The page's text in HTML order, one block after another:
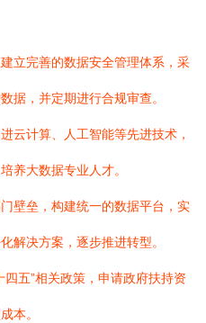
建立完善的数据安全管理体系，采
据，并定期进行合规审查。
进云计算、人工智能等先进技术，
养大数据专业人才。
门壁垒，构建统一的数据平台，实
解决方案，逐步推进转型。
四五”相关政策，申请政府扶持资
本。